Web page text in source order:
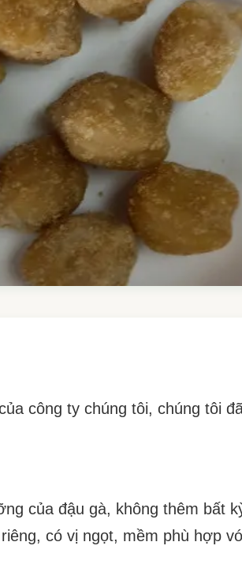
công ty chúng tôi, chúng tôi
của đậu gà, không thêm bất
có vị ngọt, mềm phù hợp